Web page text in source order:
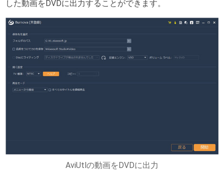
した動画をDVDに出力することができます。
AviUtlの動画をDVDに出力